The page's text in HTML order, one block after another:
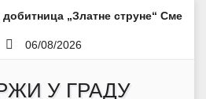
добитница „Златне струне“
06/08/2026